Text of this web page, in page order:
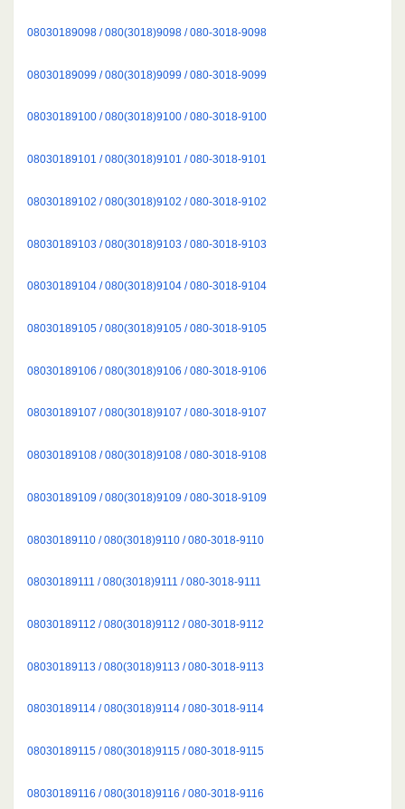
08030189098 / 080(3018)9098 / 080-3018-9098
08030189099 / 080(3018)9099 / 080-3018-9099
08030189100 / 080(3018)9100 / 080-3018-9100
08030189101 / 080(3018)9101 / 080-3018-9101
08030189102 / 080(3018)9102 / 080-3018-9102
08030189103 / 080(3018)9103 / 080-3018-9103
08030189104 / 080(3018)9104 / 080-3018-9104
08030189105 / 080(3018)9105 / 080-3018-9105
08030189106 / 080(3018)9106 / 080-3018-9106
08030189107 / 080(3018)9107 / 080-3018-9107
08030189108 / 080(3018)9108 / 080-3018-9108
08030189109 / 080(3018)9109 / 080-3018-9109
08030189110 / 080(3018)9110 / 080-3018-9110
08030189111 / 080(3018)9111 / 080-3018-9111
08030189112 / 080(3018)9112 / 080-3018-9112
08030189113 / 080(3018)9113 / 080-3018-9113
08030189114 / 080(3018)9114 / 080-3018-9114
08030189115 / 080(3018)9115 / 080-3018-9115
08030189116 / 080(3018)9116 / 080-3018-9116